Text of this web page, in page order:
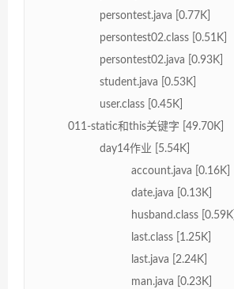
persontest.java [0.77K]
persontest02.class [0.51K]
persontest02.java [0.93K]
student.java [0.53K]
user.class [0.45K]
011-static和this关键字 [49.70K]
day14作业 [5.54K]
account.java [0.16K]
date.java [0.13K]
husband.class [0.59K]
last.class [1.25K]
last.java [2.24K]
man.java [0.23K]